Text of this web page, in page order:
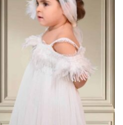
Πρόσθήκη
στην λίστα
επιθυμιών